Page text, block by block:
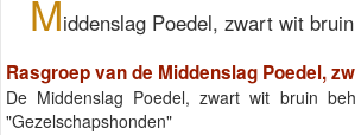
Middenslag Poedel, zwart wit bruin
Rasgroep van de Middenslag Poedel,
De Middenslag Poedel, zwart wit bruin
"Gezelschapshonden"